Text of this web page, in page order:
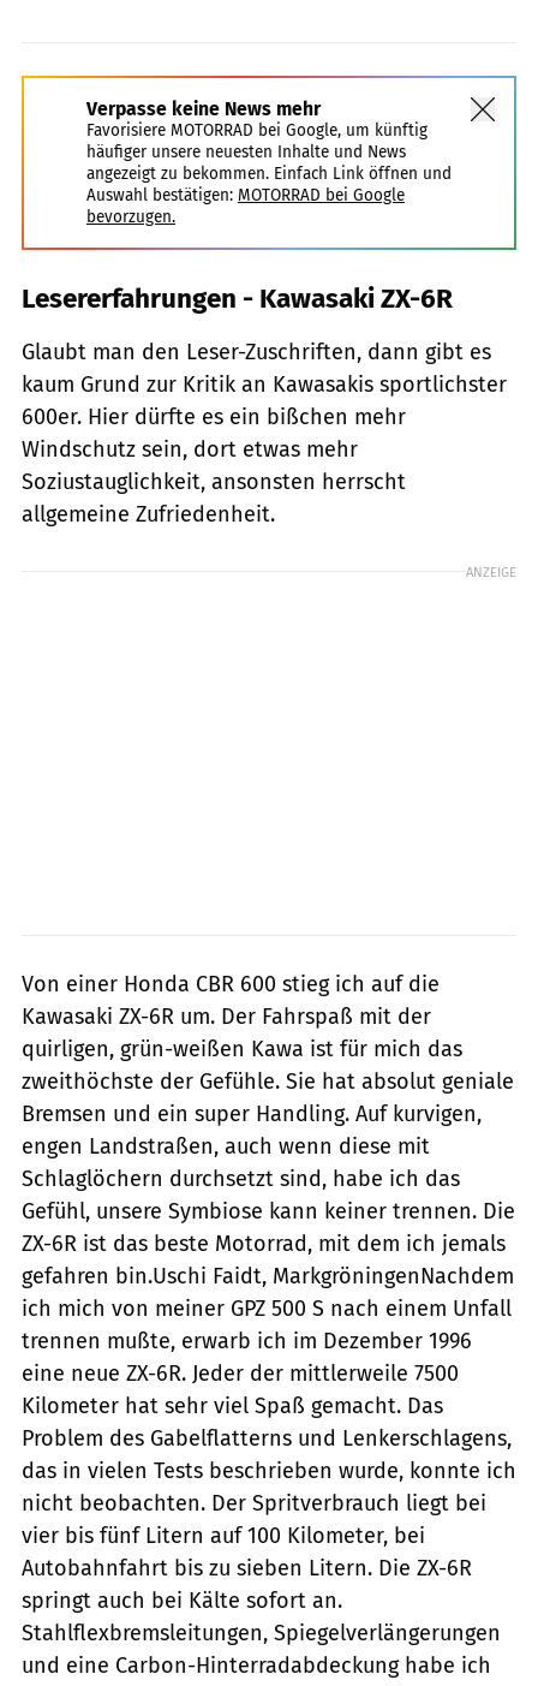
Verpasse keine News mehr
Favorisiere MOTORRAD bei Google, um künftig
häufiger unsere neuesten Inhalte und News
angezeigt zu bekommen. Einfach Link öffnen und
Auswahl bestätigen: MOTORRAD bei Google
bevorzugen.
Lesererfahrungen - Kawasaki ZX-6R
Glaubt man den Leser-Zuschriften, dann gibt es
kaum Grund zur Kritik an Kawasakis sportlichster
600er. Hier dürfte es ein bißchen mehr
Windschutz sein, dort etwas mehr
Soziustauglichkeit, ansonsten herrscht
allgemeine Zufriedenheit.
ANZEIGE
Von einer Honda CBR 600 stieg ich auf die
Kawasaki ZX-6R um. Der Fahrspaß mit der
quirligen, grün-weißen Kawa ist für mich das
zweithöchste der Gefühle. Sie hat absolut geniale
Bremsen und ein super Handling. Auf kurvigen,
engen Landstraßen, auch wenn diese mit
Schlaglöchern durchsetzt sind, habe ich das
Gefühl, unsere Symbiose kann keiner trennen. Die
ZX-6R ist das beste Motorrad, mit dem ich jemals
gefahren bin.Uschi Faidt, MarkgröningenNachdem
ich mich von meiner GPZ 500 S nach einem Unfall
trennen mußte, erwarb ich im Dezember 1996
eine neue ZX-6R. Jeder der mittlerweile 7500
Kilometer hat sehr viel Spaß gemacht. Das
Problem des Gabelflatterns und Lenkerschlagens,
das in vielen Tests beschrieben wurde, konnte ich
nicht beobachten. Der Spritverbrauch liegt bei
vier bis fünf Litern auf 100 Kilometer, bei
Autobahnfahrt bis zu sieben Litern. Die ZX-6R
springt auch bei Kälte sofort an.
Stahlflexbremsleitungen, Spiegelverlängerungen
und eine Carbon-Hinterradabdeckung habe ich